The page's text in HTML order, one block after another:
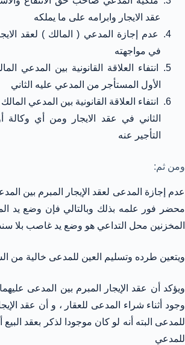
عقد الايجار وابرامه على ما يملكه
عدم إجازة المدعي ( المالك ) لعقد
في مواجهته
انتفاء العلاقة القانونية بين المدعي
الأول المستأجر من المدعي عليه الثاني
انتفاء العلاقة القانونية بين المدعي
الثاني في عقد الايجار ومن أي
التأجير عنه
ومن ثم:
عدم إجازة المدعى لعقد الإيجار المبرم بين
محضر فور علمه بذلك وبالتالي فإن وضع يد
المخزنين محل التداعي هو وضع يد غاصب بلا
ويتعين طرده وتسليم العين للمدعى خالية من
ويؤكد أن عقد الإيجار المبرم بين المدعى
وجود أثناء شراء المدعى للعقار ، و أن عقد
للمدعى البته أنه لو كان موجودا لذكر بعقد البيع
للمدعي